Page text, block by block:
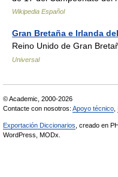
Wikipedia Español
Gran Bretaña e Irlanda
Reino Unido de Gran
Universal
© Academic, 2000-2026
Contacte con nosotros: Apoyo técnico
Exportación Diccionarios , creado en
WordPress, MODx.